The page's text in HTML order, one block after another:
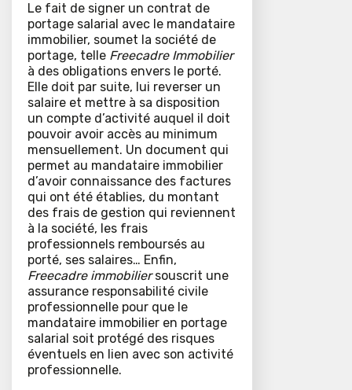
Le fait de signer un contrat de
portage salarial avec le mandataire
immobilier, soumet la société de
portage, telle Freecadre Immobilier
à des obligations envers le porté.
Elle doit par suite, lui reverser un
salaire et mettre à sa disposition
un compte d’activité auquel il doit
pouvoir avoir accès au minimum
mensuellement. Un document qui
permet au mandataire immobilier
d’avoir connaissance des factures
qui ont été établies, du montant
des frais de gestion qui reviennent
à la société, les frais
professionnels remboursés au
porté, ses salaires… Enfin,
Freecadre immobiliersouscrit une
assurance responsabilité civile
professionnelle pour que le
mandataire immobilier en portage
salarial soit protégé des risques
éventuels en lien avec son activité
professionnelle.